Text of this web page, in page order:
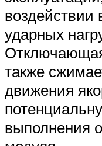
ударных
также
движения
выполнения